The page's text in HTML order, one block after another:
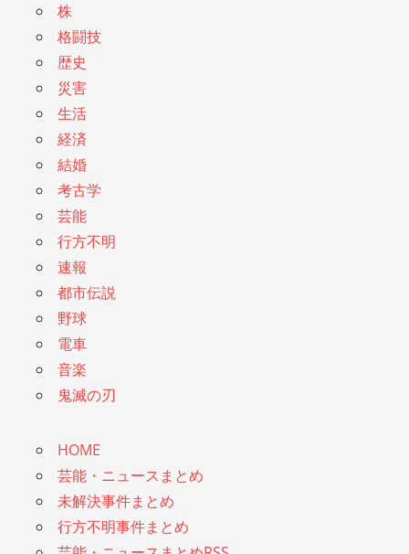
株
格闘技
歴史
災害
生活
経済
結婚
考古学
芸能
行方不明
速報
都市伝説
野球
電車
音楽
鬼滅の刃
HOME
芸能・ニュースまとめ
未解決事件まとめ
行方不明事件まとめ